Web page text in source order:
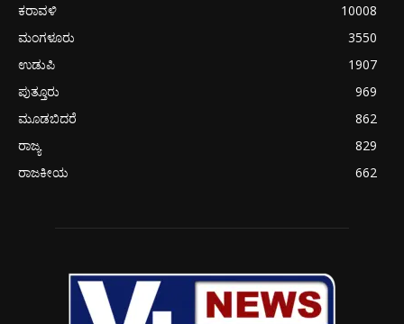
ಕರಾವಳಿ
10008
ಮಂಗಳೂರು
3550
ಉಡುಪಿ
1907
ಪುತ್ತೂರು
969
ಮೂಡಬಿದರೆ
862
ರಾಜ್ಯ
829
ರಾಜಕೀಯ
662